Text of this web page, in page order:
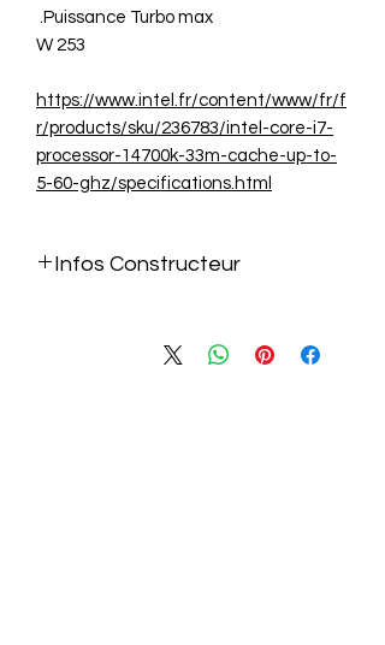
Puissance Turbo max.
253 W
https://www.intel.fr/content/www/fr/f
r/products/sku/236783/intel-core-i7-
processor-14700k-33m-cache-up-to-
5-60-ghz/specifications.html
Infos Constructeur
r/products/sku/236783/intel-core-i7-
processor-14700k-33m-cache-up-to-